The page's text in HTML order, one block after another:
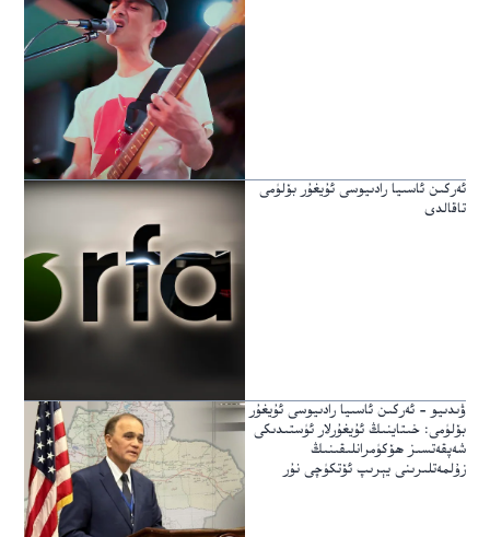
ئەركىن ئاسىيا رادىيوسى ئۇيغۇر بۆلۈمى
تاقالدى
ۋىدىيو – ئەركىن ئاسىيا رادىيوسى ئۇيغۇر
بۆلۈمى: خىتاينىڭ ئۇيغۇرلار ئۈستىدىكى
شەپقەتسىز ھۆكۈمرانلىقىنىڭ
زۇلمەتلىرىنى يېرىپ ئۆتكۈچى نۇر